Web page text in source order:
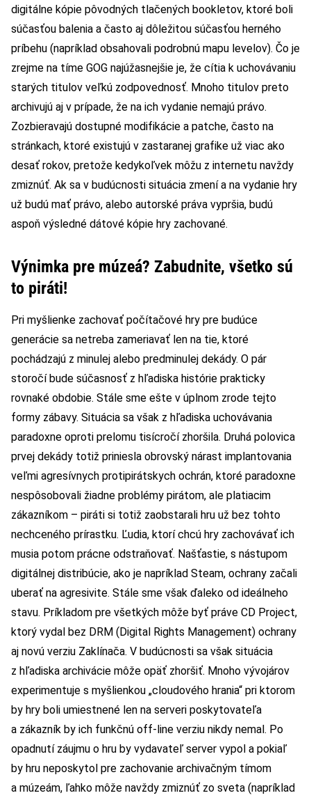
digitálne kópie pôvodných tlačených bookletov, ktoré boli
súčasťou balenia a často aj dôležitou súčasťou herného
príbehu (napríklad obsahovali podrobnú mapu levelov). Čo je
zrejme na tíme GOG najúžasnejšie je, že cítia k uchovávaniu
starých titulov veľkú zodpovednosť. Mnoho titulov preto
archivujú aj v prípade, že na ich vydanie nemajú právo.
Zozbieravajú dostupné modifikácie a patche, často na
stránkach, ktoré existujú v zastaranej grafike už viac ako
desať rokov, pretože kedykoľvek môžu z internetu navždy
zmiznúť. Ak sa v budúcnosti situácia zmení a na vydanie hry
už budú mať právo, alebo autorské práva vypršia, budú
aspoň výsledné dátové kópie hry zachované.
Výnimka pre múzeá? Zabudnite, všetko sú
to piráti!
Pri myšlienke zachovať počítačové hry pre budúce
generácie sa netreba zameriavať len na tie, ktoré
pochádzajú z minulej alebo predminulej dekády. O pár
storočí bude súčasnosť z hľadiska histórie prakticky
rovnaké obdobie. Stále sme ešte v úplnom zrode tejto
formy zábavy. Situácia sa však z hľadiska uchovávania
paradoxne oproti prelomu tisícročí zhoršila. Druhá polovica
prvej dekády totiž priniesla obrovský nárast implantovania
veľmi agresívnych protipirátskych ochrán, ktoré paradoxne
nespôsobovali žiadne problémy pirátom, ale platiacim
zákazníkom – piráti si totiž zaobstarali hru už bez tohto
nechceného prírastku. Ľudia, ktorí chcú hry zachovávať ich
musia potom prácne odstraňovať. Našťastie, s nástupom
digitálnej distribúcie, ako je napríklad Steam, ochrany začali
uberať na agresivite. Stále sme však ďaleko od ideálneho
stavu. Príkladom pre všetkých môže byť práve CD Project,
ktorý vydal bez DRM (Digital Rights Management) ochrany
aj novú verziu Zaklínača. V budúcnosti sa však situácia
z hľadiska archivácie môže opäť zhoršiť. Mnoho vývojárov
experimentuje s myšlienkou „cloudového hrania“ pri ktorom
by hry boli umiestnené len na serveri poskytovateľa
a zákazník by ich funkčnú off-line verziu nikdy nemal. Po
opadnutí záujmu o hru by vydavateľ server vypol a pokiaľ
by hru neposkytol pre zachovanie archivačným tímom
a múzeám, ľahko môže navždy zmiznúť zo sveta (napríklad